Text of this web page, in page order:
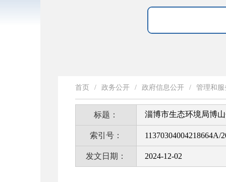
首页 / 政务公开 / 政府信息公开 / 管理和
标题： 淄博市生态环境局博
索引号： 11370304004218664A/
发文日期： 2024-12-02